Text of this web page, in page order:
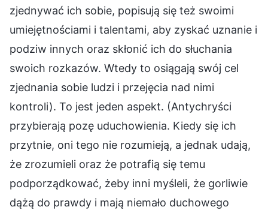
zjednywać ich sobie, popisują się też swoimi
umiejętnościami i talentami, aby zyskać uznanie i
podziw innych oraz skłonić ich do słuchania
swoich rozkazów. Wtedy to osiągają swój cel
zjednania sobie ludzi i przejęcia nad nimi
kontroli). To jest jeden aspekt. (Antychryści
przybierają pozę uduchowienia. Kiedy się ich
przytnie, oni tego nie rozumieją, a jednak udają,
że zrozumieli oraz że potrafią się temu
podporządkować, żeby inni myśleli, że gorliwie
dążą do prawdy i mają niemało duchowego